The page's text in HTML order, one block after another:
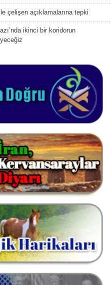
çelişen açıklamalarına tepki
ikinci bir koridorun